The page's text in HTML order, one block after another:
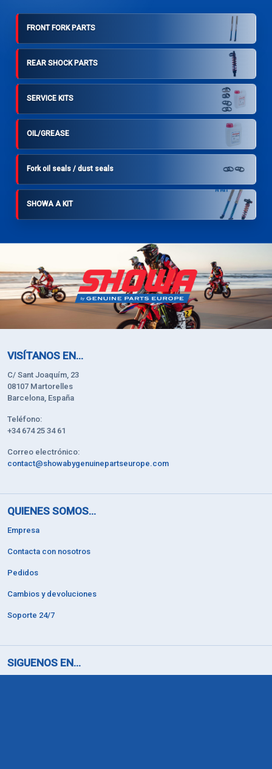
FRONT FORK PARTS
REAR SHOCK PARTS
SERVICE KITS
OIL/GREASE
Fork oil seals / dust seals
SHOWA A KIT
VISÍTANOS EN...
C/ Sant Joaquím, 23
08107 Martorelles
Barcelona, España
Teléfono:
+34 674 25 34 61
Correo electrónico:
contact@showabygenuinepartseurope.com
QUIENES SOMOS...
Empresa
Contacta con nosotros
Pedidos
Cambios y devoluciones
Soporte 24/7
SIGUENOS EN...